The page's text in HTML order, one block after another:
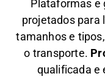
Plataformas e
projetados para
tamanhos e
o transporte.
qualificada e